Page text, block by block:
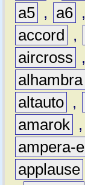
a5 , a6 ,
accord
,
aircross
,
alhambra
altauto ,
amarok ,
ampera-e
applause